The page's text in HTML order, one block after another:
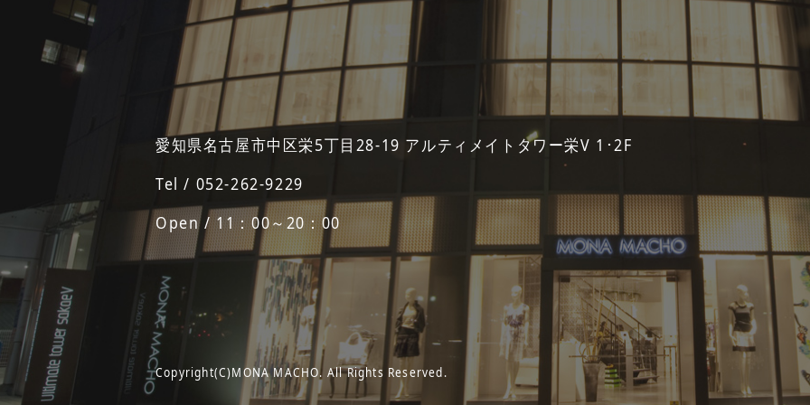
愛知県名古屋市中区栄5丁目28-19 アルティメイトタワー栄V 1･2F
Tel / 052-262-9229
Open / 11：00～20：00
Copyright(C)MONA MACHO. All Rights Reserved.